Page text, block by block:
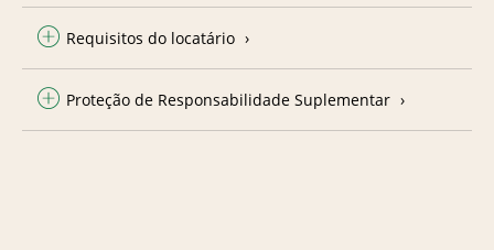
Requisitos do locatário
Proteção de Responsabilidade Suplementar